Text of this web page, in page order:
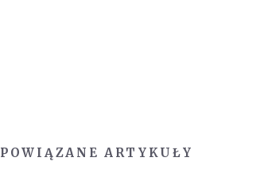
POWIĄZANE ARTYKUŁY